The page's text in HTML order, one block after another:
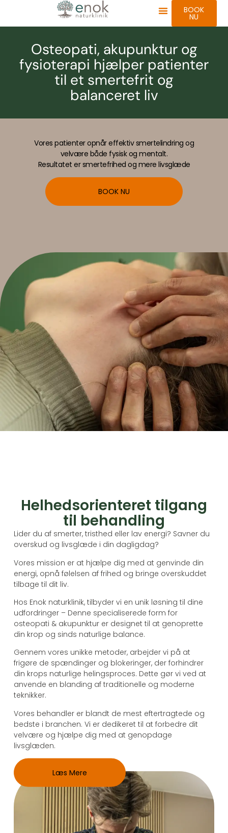
BOOK
NU
Osteopati, akupunktur og
fysioterapi hjælper patienter
til et smertefrit og
balanceret liv
Vores patienter opnår effektiv smertelindring og
velvære både fysisk og mentalt.
Resultatet er smertefrihed og mere livsglæde
BOOK NU
Helhedsorienteret tilgang
til behandling
Lider du af smerter, tristhed eller lav energi? Savner du
overskud og livsglæde i din dagligdag?
Vores mission er at hjælpe dig med at genvinde din
energi, opnå følelsen af frihed og bringe overskuddet
tilbage til dit liv.
Hos Enok naturklinik, tilbyder vi en unik løsning til dine
udfordringer – Denne specialiserede form for
osteopati & akupunktur er designet til at genoprette
din krop og sinds naturlige balance.
Gennem vores unikke metoder, arbejder vi på at
frigøre de spændinger og blokeringer, der forhindrer
din krops naturlige helingsproces. Dette gør vi ved at
anvende en blanding af traditionelle og moderne
teknikker.
Vores behandler er blandt de mest eftertragtede og
bedste i branchen. Vi er dedikeret til at forbedre dit
velvære og hjælpe dig med at genopdage
livsglæden.
Læs Mere